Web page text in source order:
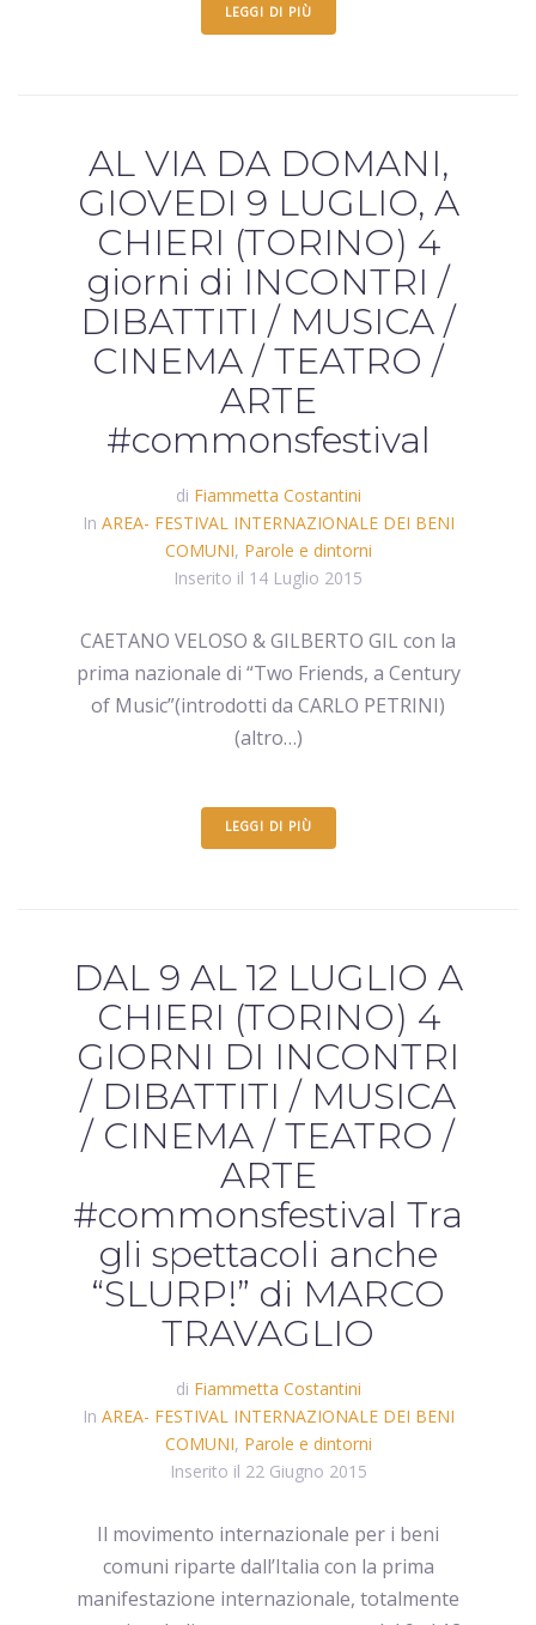
LEGGI DI PIÙ
AL VIA DA DOMANI,
GIOVEDI 9 LUGLIO, A
CHIERI (TORINO) 4
giorni di INCONTRI /
DIBATTITI / MUSICA /
CINEMA / TEATRO /
ARTE
#commonsfestival
di Fiammetta Costantini
In AREA- FESTIVAL INTERNAZIONALE DEI BENI
COMUNI, Parole e dintorni
Inserito il 14 Luglio 2015
CAETANO VELOSO & GILBERTO GIL con la
prima nazionale di “Two Friends, a Century
of Music”(introdotti da CARLO PETRINI)
(altro…)
LEGGI DI PIÙ
DAL 9 AL 12 LUGLIO A
CHIERI (TORINO) 4
GIORNI DI INCONTRI
/ DIBATTITI / MUSICA
/ CINEMA / TEATRO /
ARTE
#commonsfestival Tra
gli spettacoli anche
“SLURP!” di MARCO
TRAVAGLIO
di Fiammetta Costantini
In AREA- FESTIVAL INTERNAZIONALE DEI BENI
COMUNI, Parole e dintorni
Inserito il 22 Giugno 2015
Il movimento internazionale per i beni
comuni riparte dall’Italia con la prima
manifestazione internazionale, totalmente